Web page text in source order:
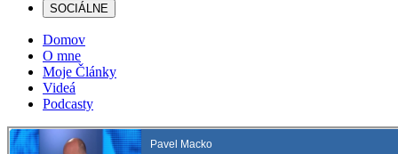
SOCIÁLNE
Domov
O mne
Moje Články
Videá
Podcasty